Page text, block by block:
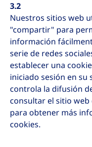
3.2
Nuestros sitios web
"compartir" para
información
serie de redes
establecer una
iniciado sesión en su
controla la difusión
consultar el sitio
para obtener más
cookies.